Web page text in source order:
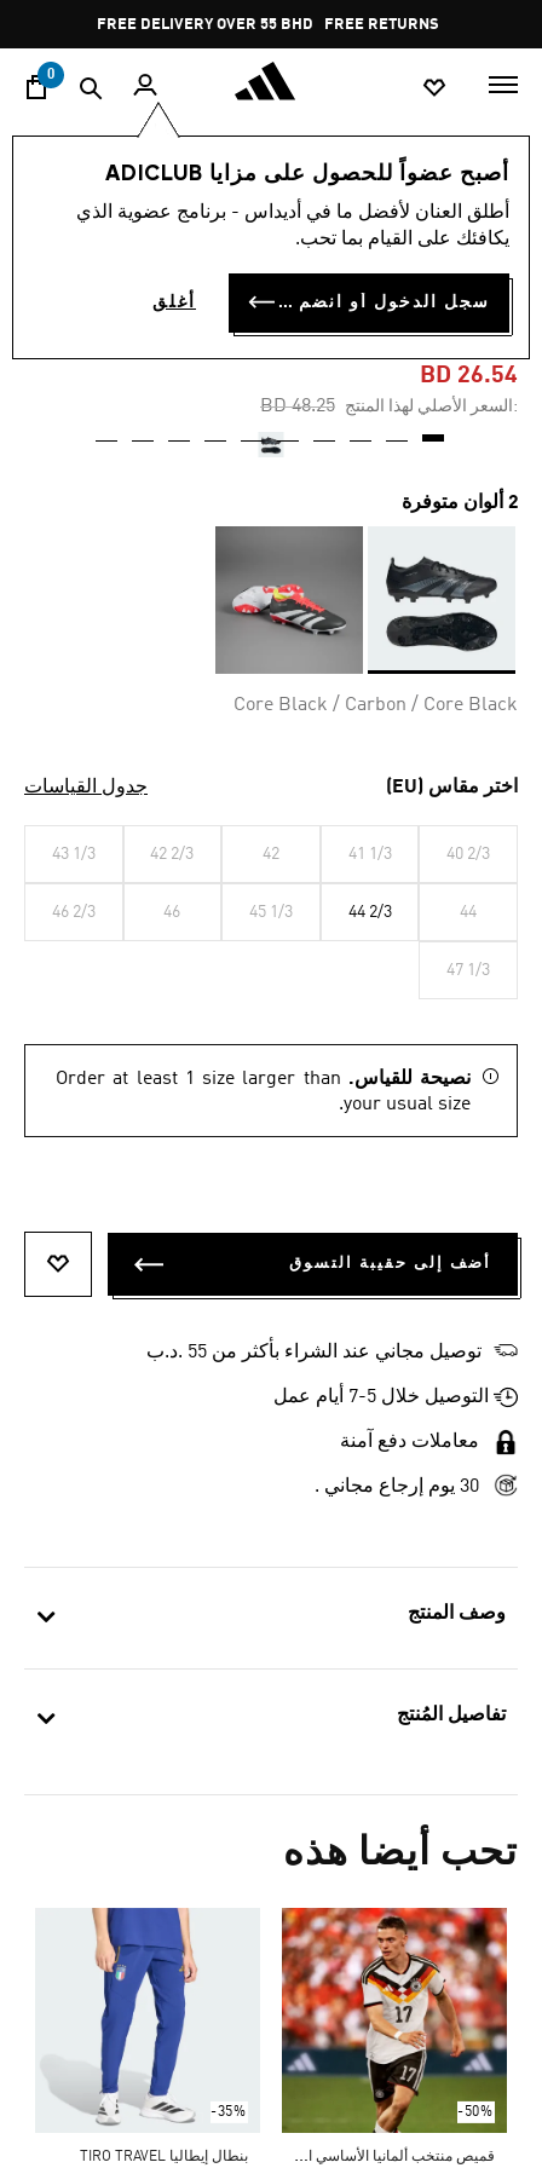
Pause
promotion
rotation
FREE DELIVERY OVER 55 BHD FREE RETURNS
0
أصبح عضواً للحصول على مزايا ADICLUB
أطلق العنان لأفضل ما في أديداس - برنامج عضوية الذي
يكافئك على القيام بما تحب.
سجل الدخول أو انضم الآن أغلق
وصف المنتج
تفاصيل المُنتج
تحب أيضا هذه
-50%
ق
ميص منتخب ألمانيا الأساسي الأصلي لعام 2026
-35%
بنطال إيطاليا TIRO TRAVEL
Price Reduced From
To
الرياضات كرة القدم أحذية
-40%
حذاء PREDATOR LEAGUE
FIRM GROUND FOOTBALL
BD 26.54
:السعر الأصلي لهذا المنتج Price reduced from
BD 48.25
to
2 ألوان متوفرة
Core Black / Carbon / Core Black
اختر مقاس (EU) جدول القياسات
40 2/3
41 1/3
42
42 2/3
43 1/3
44
44 2/3
45 1/3
46
46 2/3
47 1/3
نصيحة للقياس. Order at least 1 size larger than
your usual size.
أضف إلى حقيبة التسوق
توصيل مجاني عند الشراء بأكثر من 55 .د.ب‎
التوصيل خلال 5-7 أيام عمل
معاملات دفع آمنة